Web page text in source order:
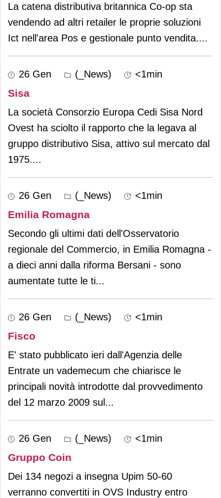
La catena distributiva britannica Co-op sta
vendendo ad altri retailer le proprie soluzioni
Ict nell'area Pos e gestionale punto vendita....
26 Gen (_News) <1min
Sisa
La società Consorzio Europa Cedi Sisa Nord
Ovest ha sciolto il rapporto che la legava al
gruppo distributivo Sisa, attivo sul mercato dal
1975....
26 Gen (_News) <1min
Emilia Romagna
Secondo gli ultimi dati dell'Osservatorio
regionale del Commercio, in Emilia Romagna -
a dieci anni dalla riforma Bersani - sono
aumentate tutte le ti...
26 Gen (_News) <1min
Fisco
E' stato pubblicato ieri dall'Agenzia delle
Entrate un vademecum che chiarisce le
principali novità introdotte dal provvedimento
del 12 marzo 2009 sul ...
26 Gen (_News) <1min
Gruppo Coin
Dei 134 negozi a insegna Upim 50-60
verranno convertiti in OVS Industry entro